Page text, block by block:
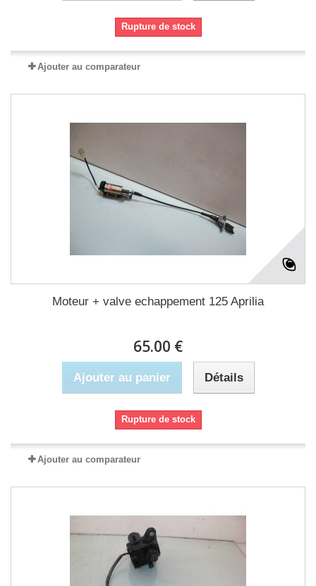
Rupture de stock
Ajouter au comparateur
Moteur + valve echappement 125 Aprilia
65.00 €
Ajouter au panier Détails
Rupture de stock
Ajouter au comparateur